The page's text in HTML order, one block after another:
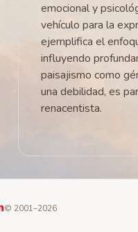
emocional y
vehículo para la
ejemplifica el
influyendo
paisajismo como
una debilidad, es
renacentista.
© 2001–2026